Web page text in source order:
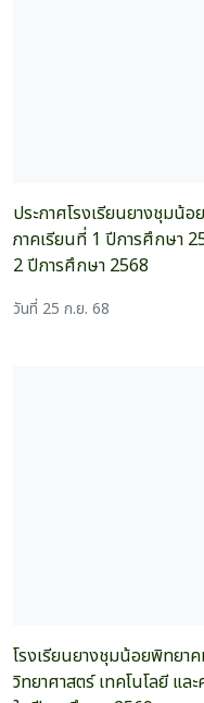
ประกาศโรงเรียนยางชุมน้
ภาคเรียนที่ 1 ปีการศึกษา
2 ปีการศึกษา 2568
วันที่ 25 ก.ย. 68
โรงเรียนยางชุมน้อยพิทยา
วิทยาศาสตร์ เทคโนโลยี แ